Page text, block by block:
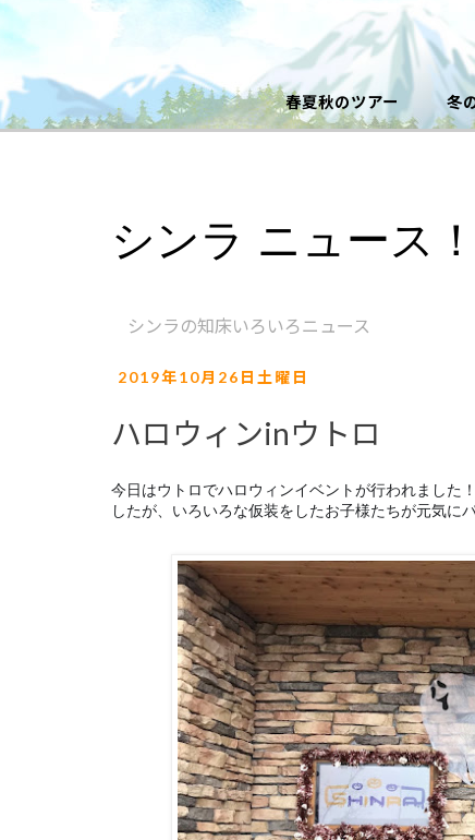
春夏秋のツアー 冬
シンラ ニュース！
シンラの知床いろいろニュース
2019年10月26日土曜日
ハロウィンinウトロ
今日はウトロでハロウィンイベントが行われました
したが、いろいろな仮装をしたお子様たちが元気に